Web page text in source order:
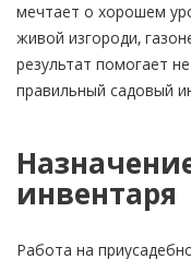
мечтает о хорошем
живой изгороди,
результат помогает
правильный садовый
инвентаря
Работа на